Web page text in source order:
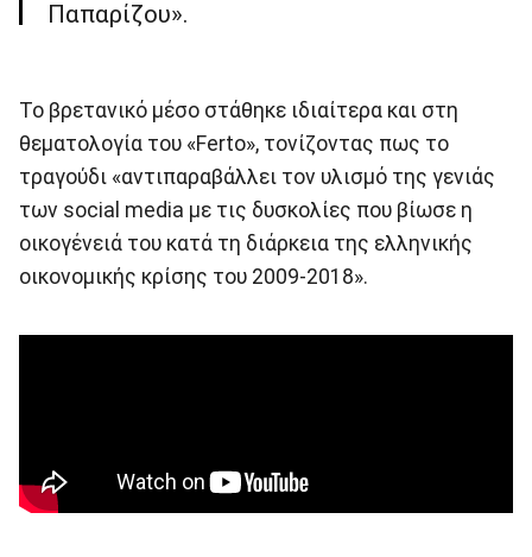
Παπαρίζου».
Το βρετανικό μέσο στάθηκε ιδιαίτερα και στη
θεματολογία του «Ferto», τονίζοντας πως το
τραγούδι «αντιπαραβάλλει τον υλισμό της γενιάς
των social media με τις δυσκολίες που βίωσε η
οικογένειά του κατά τη διάρκεια της ελληνικής
οικονομικής κρίσης του 2009-2018».